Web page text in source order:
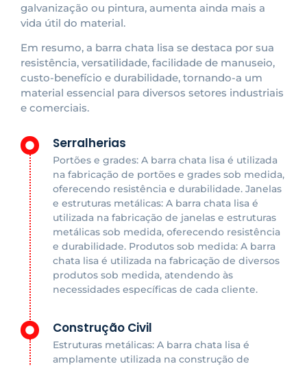
galvanização ou pintura, aumenta ainda mais a
vida útil do material.
Em resumo, a barra chata lisa se destaca por sua
resistência, versatilidade, facilidade de manuseio,
custo-benefício e durabilidade, tornando-a um
material essencial para diversos setores industriais
e comerciais.
Serralherias
Portões e grades: A barra chata lisa é utilizada
na fabricação de portões e grades sob medida,
oferecendo resistência e durabilidade. Janelas
e estruturas metálicas: A barra chata lisa é
utilizada na fabricação de janelas e estruturas
metálicas sob medida, oferecendo resistência
e durabilidade. Produtos sob medida: A barra
chata lisa é utilizada na fabricação de diversos
produtos sob medida, atendendo às
necessidades específicas de cada cliente.
Construção Civil
Estruturas metálicas: A barra chata lisa é
amplamente utilizada na construção de